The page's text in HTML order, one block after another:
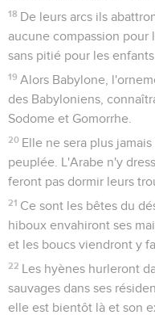
18 De leurs arcs ils
aucune compassion pour
sans pitié pour les enfants.
19 Alors Babylone,
des Babyloniens,
Sodome et Gomorrhe.
20 Elle ne sera plus
peuplée. L'Arabe n'y
feront pas dormir leurs
21 Ce sont les bêtes du
hiboux envahiront ses
et les boucs viendront y
22 Les hyènes hurleront
sauvages dans ses
elle est bientôt là et son